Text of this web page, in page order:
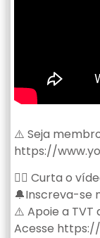
⚠️ Seja
https://
👍🏽 Curta o
🔔Inscreva-se
⚠️ Apoie a TVT
Acesse